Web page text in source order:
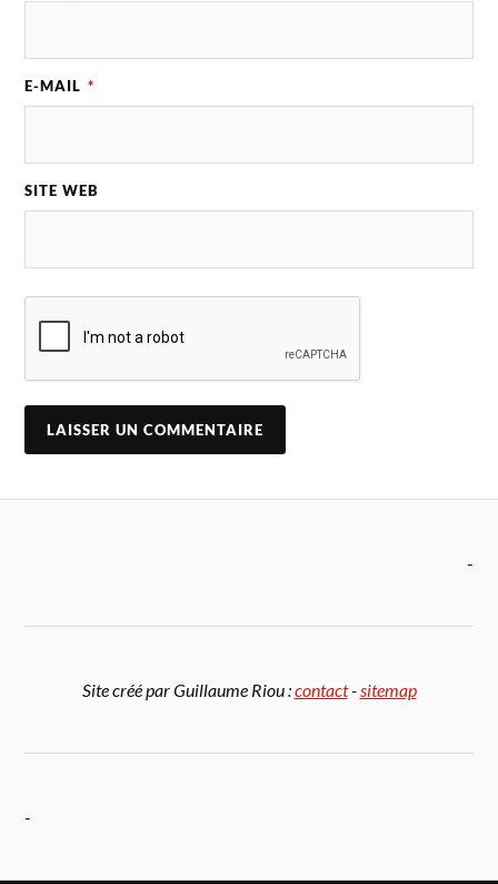
E-MAIL *
SITE WEB
-
Site créé par Guillaume Riou :contact-sitemap
-